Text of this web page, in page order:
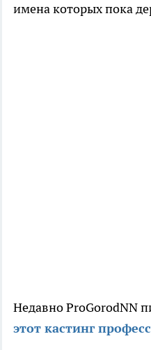
имена которых пока
Недавно ProGorodNN
этот кастинг